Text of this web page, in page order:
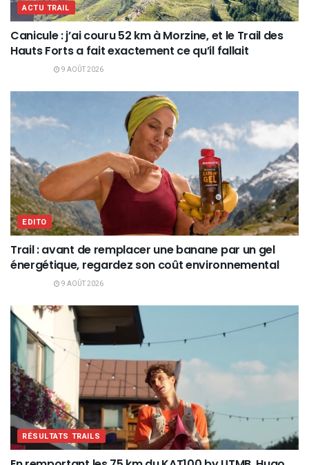
ACTU TRAIL
Canicule : j’ai couru 52 km à Morzine, et le Trail des
Hauts Forts a fait exactement ce qu’il fallait
9 AOÛT 2026
EDITO
Trail : avant de remplacer une banane par un gel
énergétique, regardez son coût environnemental
9 AOÛT 2026
RÉSULTATS TRAILS